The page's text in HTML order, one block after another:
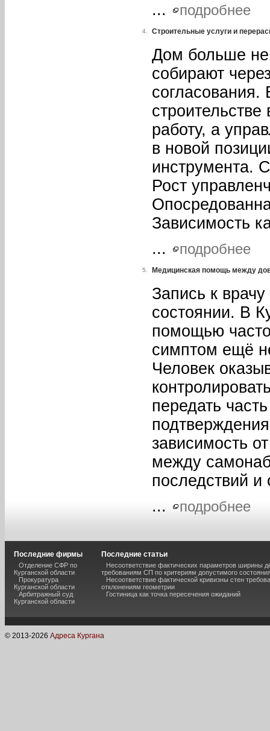
...
подробнее
4. Строительные услуги и
Дом больше не
собирают
согласования.
работу, а
в новой
инструмента.
Рост
Зависимость
...
подробнее
5. Медицинская помощь между
Запись к
состоянии. В
помощью
симптом ещё
Человек
передать
зависимость
между
последствий и
...
подробнее
Последние фирмы
Отделение СФР по
Курганской области
Прокуратура
Курганской области
Арбитражный суд
Курганской области
Последние статьи
Несоответствие фактических параметров ширины
требованиям СП по критериям допустимого
Несоответствие фактической кривизны стен
отклонениям геометрии
Гостиница как точка пересечения ожиданий
© 2013-2026 Адреса Кургана